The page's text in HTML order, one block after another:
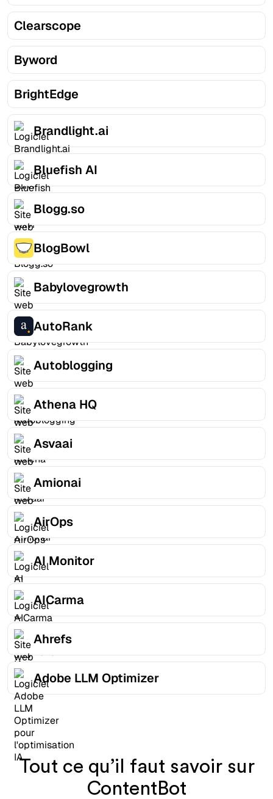
Clearscope
Byword
BrightEdge
Brandlight.ai
Bluefish AI
Blogg.so
BlogBowl
Babylovegrowth
AutoRank
Autoblogging
Athena HQ
Asvaai
Amionai
AirOps
AI Monitor
AICarma
Ahrefs
Adobe LLM Optimizer
Tout ce qu’il faut savoir sur
ContentBot